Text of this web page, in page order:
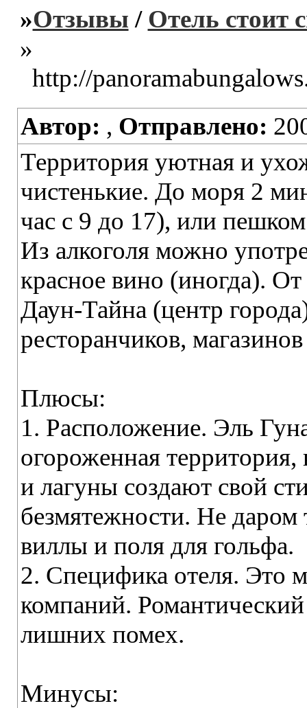
»Отзывы / Отель стоит
»
http://
Автор: , Отправлено:
Территория уютная и
чистенькие. До моря 2
час с 9 до 17), или
Из алкоголя можно
красное вино (иногда).
Даун-Тайна (центр
ресторанчиков,
Плюсы:
1. Расположение. Эль
огороженная территория,
и лагуны создают свой
безмятежности. Не даром
виллы и поля для гольфа.
2. Специфика отеля. Это
компаний.
лишних помех.
Минусы: